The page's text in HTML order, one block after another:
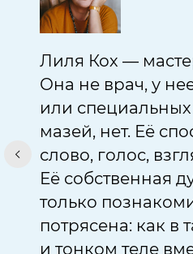
Лиля Кох —
Она не врач, у
или специальных
мазей, нет. Её
слово, голос,
Её собственная
только
потрясена: как в
и тонком теле